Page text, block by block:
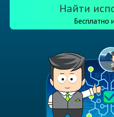
Найти
Бесплатно